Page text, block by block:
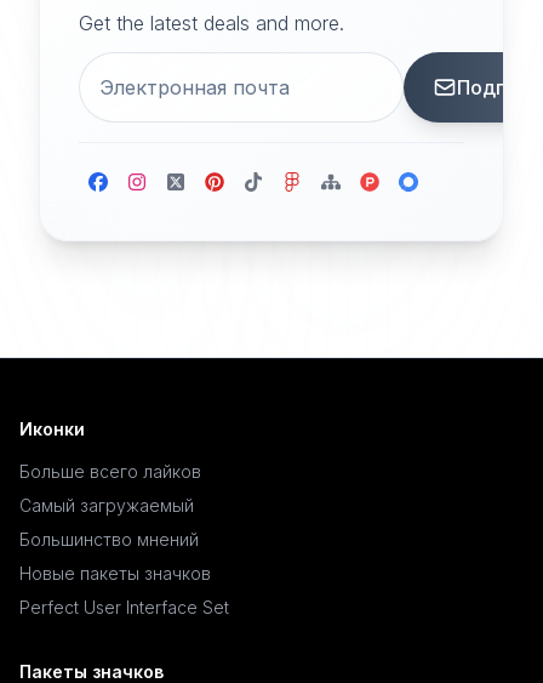
Get the latest deals and more.
Иконки
Больше всего лайков
Самый загружаемый
Большинство мнений
Новые пакеты значков
Perfect User Interface Set
Пакеты значков